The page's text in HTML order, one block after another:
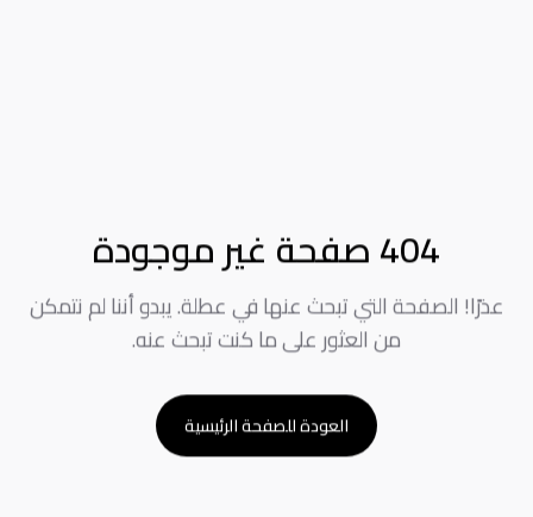
404 صفحة غير موجودة
عذرًا! الصفحة التي تبحث عنها في عطلة. يبدو أننا لم نتمكن
من العثور على ما كنت تبحث عنه.
العودة للصفحة الرئيسية